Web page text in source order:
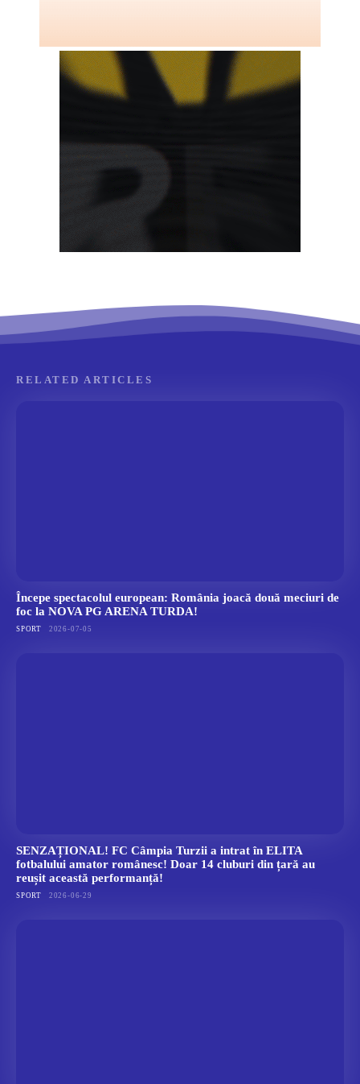
RELATED ARTICLES
Începe spectacolul european: România joacă două meciuri de
foc la NOVA PG ARENA TURDA!
SPORT 2026-07-05
SENZAȚIONAL! FC Câmpia Turzii a intrat în ELITA
fotbalului amator românesc! Doar 14 cluburi din țară au
reușit această performanță!
SPORT 2026-06-29